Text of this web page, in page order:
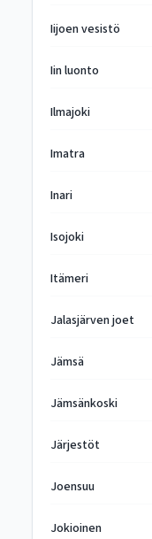
Iijoen vesistö
Iin luonto
Ilmajoki
Imatra
Inari
Isojoki
Itämeri
Jalasjärven joet
Jämsä
Jämsänkoski
Järjestöt
Joensuu
Jokioinen